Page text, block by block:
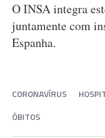
O INSA integra
juntamente com
Espanha.
CORONAVÍRUS
ÓBITOS